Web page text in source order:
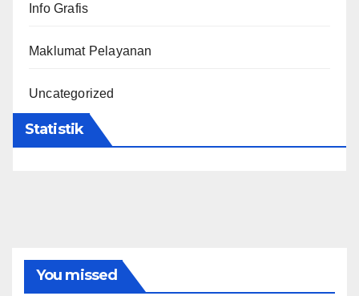
Info Grafis
Maklumat Pelayanan
Uncategorized
Statistik
You missed